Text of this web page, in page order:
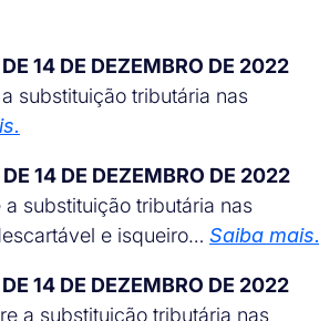
14 DE DEZEMBRO DE 2022
substituição tributária nas
14 DE DEZEMBRO DE 2022
substituição tributária nas
e isqueiro… Saiba mais.
14 DE DEZEMBRO DE 2022
a substituição tributária nas